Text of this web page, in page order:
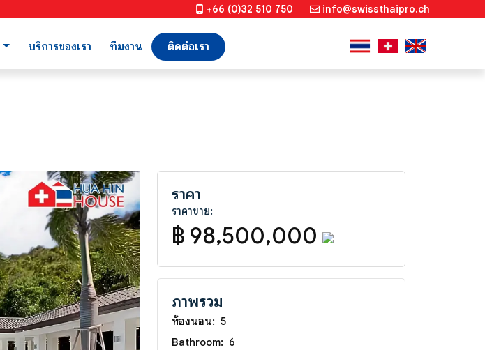
+66 (0)32 510 750 info@swissthaipro.ch
บริการของเรา ทีมงาน ติดต่อเรา
ราคา
ราคาขาย:
฿ 98,500,000
ภาพรวม
ห้องนอน: 5
Bathroom: 6